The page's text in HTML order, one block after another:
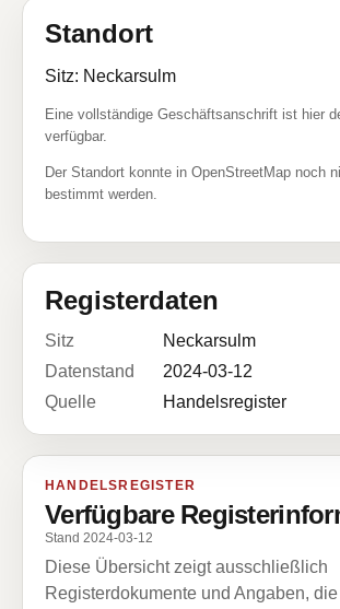
Standort
Sitz: Neckarsulm
Eine vollständige Geschäftsanschrift ist hier
verfügbar.
Der Standort konnte in OpenStreetMap noch
bestimmt werden.
Registerdaten
Sitz
Neckarsulm
Datenstand
2024-03-12
Quelle
Handelsregister
HANDELSREGISTER
Verfügbare
Stand 2024-03-12
Diese Übersicht zeigt ausschließlich
Registerdokumente und Angaben,